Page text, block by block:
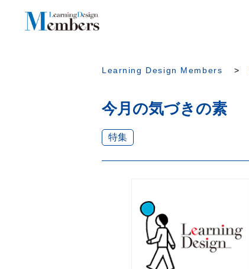
Learning Design Members
今月の気づきの素
特集